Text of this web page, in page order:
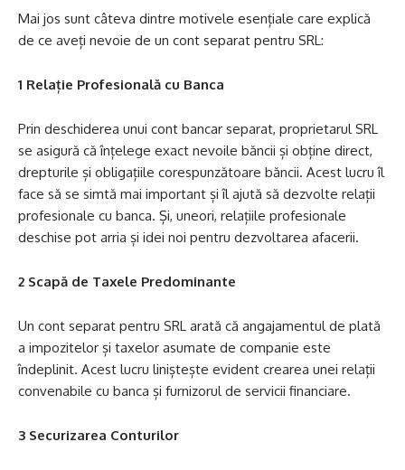
Mai jos sunt câteva dintre motivele esențiale care explică
de ce aveți nevoie de un cont separat pentru SRL:
1 Relație Profesională cu Banca
Prin deschiderea unui cont bancar separat, proprietarul SRL
se asigură că înțelege exact nevoile băncii și obține direct,
drepturile și obligațiile corespunzătoare băncii. Acest lucru îl
face să se simtă mai important și îl ajută să dezvolte relații
profesionale cu banca. Și, uneori, relațiile profesionale
deschise pot arria și idei noi pentru dezvoltarea afacerii.
2 Scapă de Taxele Predominante
Un cont separat pentru SRL arată că angajamentul de plată
a impozitelor și taxelor asumate de companie este
îndeplinit. Acest lucru liniștește evident crearea unei relații
convenabile cu banca și furnizorul de servicii financiare.
3 Securizarea Conturilor